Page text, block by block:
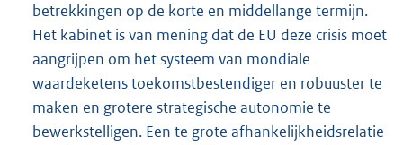
betrekkingen op de korte en middellange termijn.
Het kabinet is van mening dat de EU deze crisis moet
aangrijpen om het systeem van mondiale
waardeketens toekomstbestendiger en robuuster te
maken en grotere strategische autonomie te
bewerkstelligen. Een te grote afhankelijkheidsrelatie